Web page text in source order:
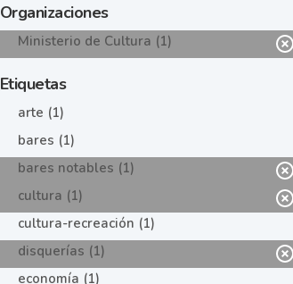
Organizaciones
Ministerio de Cultura (1)
Etiquetas
arte (1)
bares (1)
bares notables (1)
cultura (1)
cultura-recreación (1)
disquerías (1)
economía (1)